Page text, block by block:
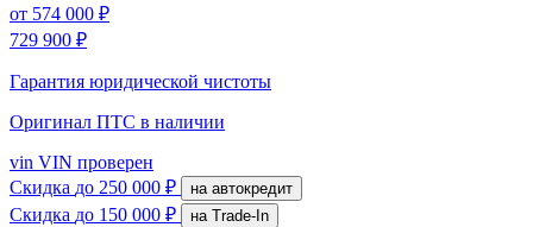
от 574 000 ₽
729 900 ₽
Гарантия юридической чистоты
Оригинал ПТС в наличии
vin VIN проверен
Скидка до 250 000 ₽ на автокредит
Скидка до 150 000 ₽ на Trade-In